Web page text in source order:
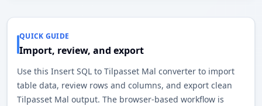
QUICK GUIDE
Import, review, and export
Use this Insert SQL to Tilpasset Mal converter to import
table data, review rows and columns, and export clean
Tilpasset Mal output. The browser-based workflow is